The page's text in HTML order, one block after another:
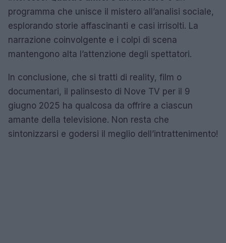
programma che unisce il mistero all’analisi sociale,
esplorando storie affascinanti e casi irrisolti. La
narrazione coinvolgente e i colpi di scena
mantengono alta l’attenzione degli spettatori.
In conclusione, che si tratti di reality, film o
documentari, il palinsesto di Nove TV per il 9
giugno 2025 ha qualcosa da offrire a ciascun
amante della televisione. Non resta che
sintonizzarsi e godersi il meglio dell’intrattenimento!